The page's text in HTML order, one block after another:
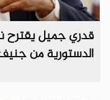
قدري جميل يقترح
الدستورية من